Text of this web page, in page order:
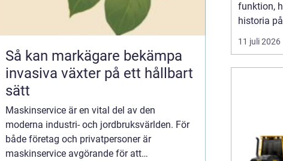
Så kan markägare bekämpa
invasiva växter på ett hållbart
sätt
Maskinservice är en vital del av den
moderna industri- och jordbruksvärlden. För
både företag och privatpersoner är
maskinservice avgörande för att
funktion,
historia
få andra
där
11 juli 2026